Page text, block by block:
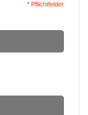
* Pflichtfelder